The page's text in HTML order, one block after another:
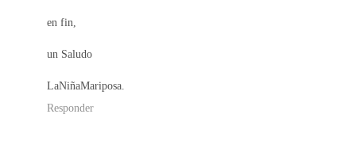
en fin,
un Saludo
LaNiñaMariposa.
Responder